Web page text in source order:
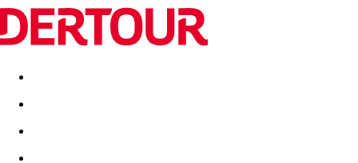
Destinatii Vacanta perfecta OFERTE DE NERATAT